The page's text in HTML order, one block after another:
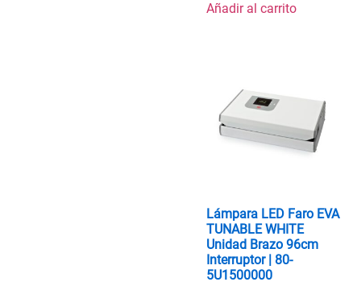
Añadir al carrito
Lámpara LED Faro EVA
TUNABLE WHITE
Unidad Brazo 96cm
Interruptor | 80-
5U1500000